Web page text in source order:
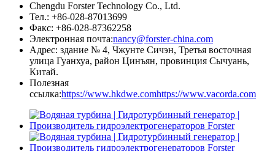
Chengdu Forster Technology Co., Ltd.
Тел.: +86-028-87013699
Факс: +86-028-87362258
Электронная почта:nancy@forster-china.com
Адрес: здание № 4, Чжунте Сичэн, Третья восточная
улица Гуанхуа, район Цинъян, провинция Сычуань,
Китай.
Полезная
ссылка:https://www.hkdwe.comhttps://www.vacorda.com